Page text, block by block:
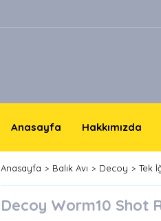
Anasayfa Hakkımızda
Anasayfa Balık Avı Decoy Tek
Decoy Worm10 Shot